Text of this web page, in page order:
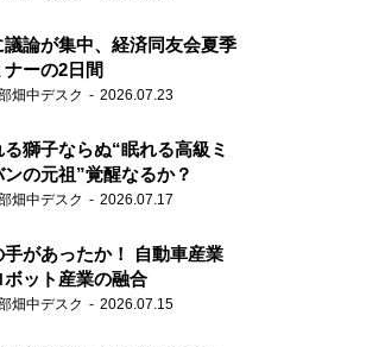
議論が集中、経済同友会夏季
ナーの2日間
畑中デスク 2026.07.23
る獅子ならぬ“眠れる高級ミ
ンの元祖”覚醒なるか？
畑中デスク 2026.07.17
手があったか！ 自動車産業
ボット産業の融合
畑中デスク 2026.07.15